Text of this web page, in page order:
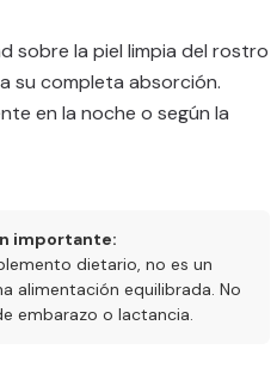
sobre la piel limpia del rostro
su completa absorción.
en la noche o según la
importante:
dietario, no es un
alimentación equilibrada. No
embarazo o lactancia.